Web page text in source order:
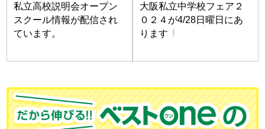
私立高校説明会オープン
スクール情報が配信され
ています。
大阪私立中学校フェア２
０２４が4/28日曜日にあ
ります